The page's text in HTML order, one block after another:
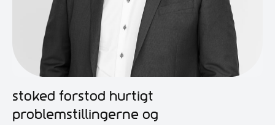
Stoked forstod hurtigt
problemstillingerne og